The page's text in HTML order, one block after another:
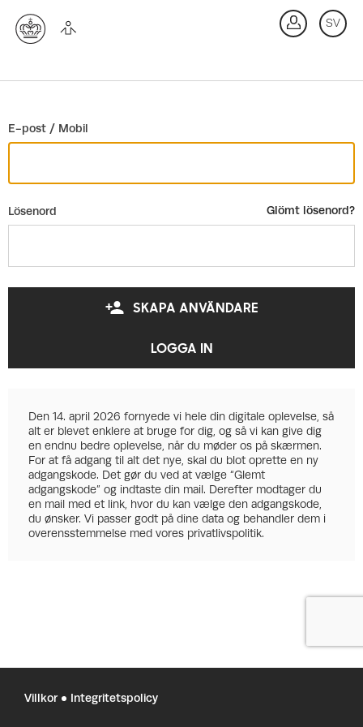
SV
E-post / Mobil
Lösenord Glömt lösenord?
SKAPA ANVÄNDARE
LOGGA IN
Den 14. april 2026 fornyede vi hele din digitale oplevelse, så
alt er blevet enklere at bruge for dig, og så vi kan give dig
en endnu bedre oplevelse, når du møder os på skærmen.
For at få adgang til alt det nye, skal du blot oprette en ny
adgangskode. Det gør du ved at vælge “Glemt
adgangskode” og indtaste din mail. Derefter modtager du
en mail med et link, hvor du kan vælge den adgangskode,
du ønsker. Vi passer godt på dine data og behandler dem i
overensstemmelse med vores privatlivspolitik.
Villkor Integritetspolicy